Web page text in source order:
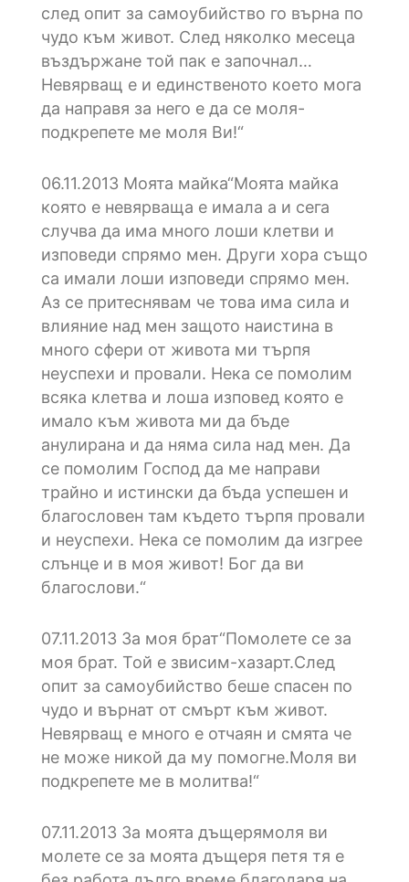
след опит за самоубийство го върна по
чудо към живот. След няколко месеца
въздържане той пак е започнал…
Невярващ е и единственото което мога
да направя за него е да се моля-
подкрепете ме моля Ви!“
06.11.2013 Моята майка“Моята майка
която е невярваща е имала а и сега
случва да има много лоши клетви и
изповеди спрямо мен. Други хора също
са имали лоши изповеди спрямо мен.
Аз се притеснявам че това има сила и
влияние над мен защото наистина в
много сфери от живота ми търпя
неуспехи и провали. Нека се помолим
всяка клетва и лоша изповед която е
имало към живота ми да бъде
анулирана и да няма сила над мен. Да
се помолим Господ да ме направи
трайно и истински да бъда успешен и
благословен там където търпя провали
и неуспехи. Нека се помолим да изгрее
слънце и в моя живот! Бог да ви
благослови.“
07.11.2013 3а моя брат“Помолете се за
моя брат. Той е звисим-хазарт.След
опит за самоубийство беше спасен по
чудо и върнат от смърт към живот.
Невярващ е много е отчаян и смята че
не може никой да му помогне.Моля ви
подкрепете ме в молитва!“
07.11.2013 3а моята дъщерямоля ви
молете се за моята дъщеря петя тя е